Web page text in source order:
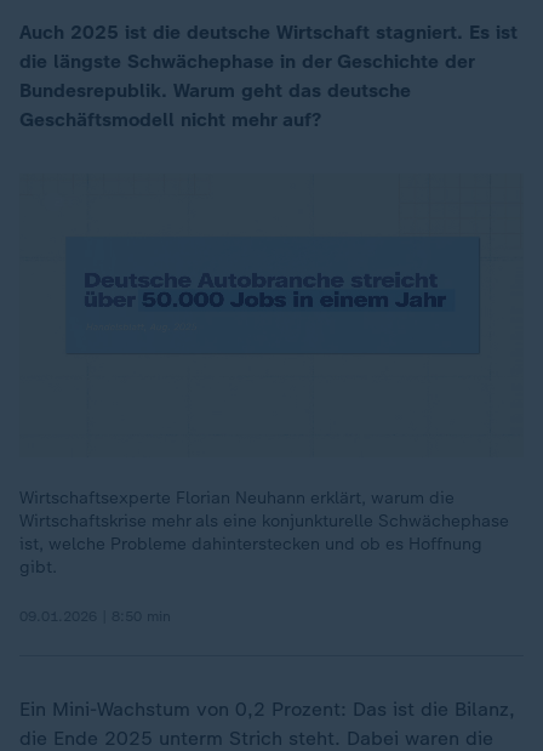
Auch 2025 ist die deutsche Wirtschaft stagniert. Es ist
die längste Schwächephase in der Geschichte der
Bundesrepublik. Warum geht das deutsche
Geschäftsmodell nicht mehr auf?
00:18
Wirtschaftsexperte Florian Neuhann erklärt, warum die
Wirtschaftskrise mehr als eine konjunkturelle Schwächephase
ist, welche Probleme dahinterstecken und ob es Hoffnung
gibt.
Ein Mini-Wachstum von 0,2 Prozent: Das ist die Bilanz,
die Ende 2025 unterm Strich steht. Dabei waren die